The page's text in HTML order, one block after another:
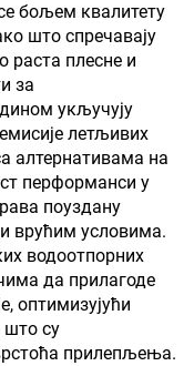
бољем квалитету
што спречавају
раста плесне и
за
укључују
летљивих
алтернативама на
перформанси у
поуздану
врућим условима.
водоотпорних
да прилагоде
оптимизујући
што су
прилепљења.